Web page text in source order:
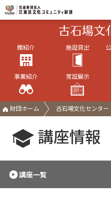
館紹介 施設貸出
事業紹介 常設展示
財団ホーム 古石場文化センター
講座情報
講座一覧